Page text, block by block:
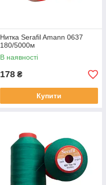
Нитка Serafil Amann 0637
180/5000м
В наявності
178 ₴
Купити